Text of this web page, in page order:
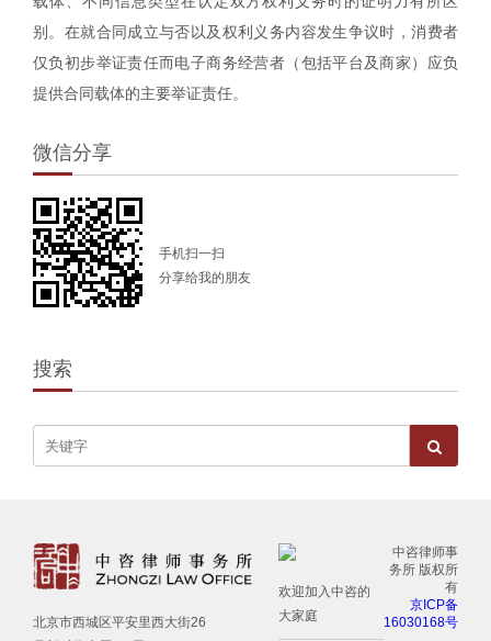
别。在就合同成立与否以及权利义务内容发生争议时，消费者
仅负初步举证责任而电子商务经营者（包括平台及商家）应负
提供合同载体的主要举证责任。
微信分享
手机扫一扫
分享给我的朋友
搜索
北京市西城区平安里西大街26
欢迎加入中咨的
大家庭
中咨律师事
务所 版权所
有
京ICP备
16030168号